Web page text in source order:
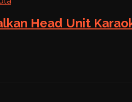
Head Unit